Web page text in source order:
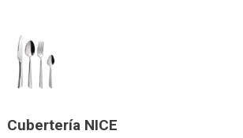
Cubertería NICE